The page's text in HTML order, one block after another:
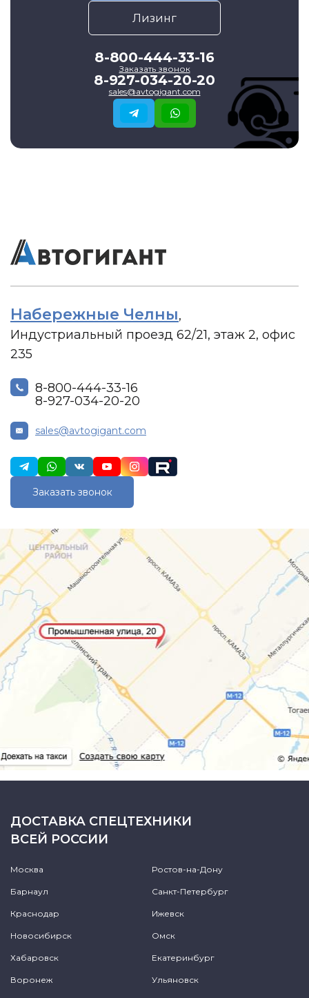
Лизинг
8-800-444-33-16
Заказать звонок
8-927-034-20-20
sales@avtogigant.com
Набережные Челны,
Индустриальный проезд 62/21, этаж 2, офис
235
8-800-444-33-16
8-927-034-20-20
sales@avtogigant.com
Заказать звонок
ДОСТАВКА СПЕЦТЕХНИКИ
ВСЕЙ РОССИИ
Москва Ростов-на-Дону
Барнаул Санкт-Петербург
Краснодар Ижевск
Новосибирск Омск
Хабаровск Екатеринбург
Воронеж Ульяновск